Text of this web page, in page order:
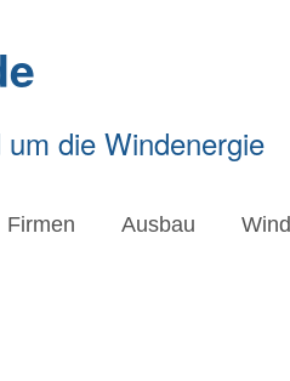
die Windenergie
Firmen Ausbau Wind